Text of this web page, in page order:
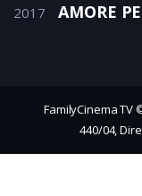
2017 AMORE
FamilyCinema TV
440/04,